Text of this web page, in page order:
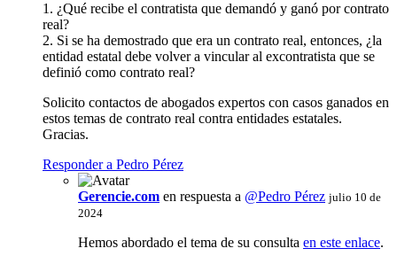
1. ¿Qué recibe el contratista que demandó y ganó por contrato
real?
2. Si se ha demostrado que era un contrato real, entonces, ¿la
entidad estatal debe volver a vincular al excontratista que se
definió como contrato real?
Solicito contactos de abogados expertos con casos ganados en
estos temas de contrato real contra entidades estatales.
Gracias.
Responder a Pedro Pérez
Gerencie.com en respuesta a @Pedro Pérez julio 10 de
2024
Hemos abordado el tema de su consulta en este enlace.